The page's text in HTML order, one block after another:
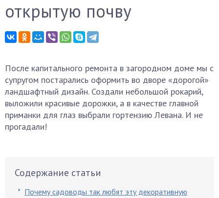
открытую почву
После капитального ремонта в загородном доме мы с
супругом постарались оформить во дворе «дорогой»
ландшафтный дизайн. Создали небольшой рокарий,
выложили красивые дорожки, а в качестве главной
приманки для глаз выбрали гортензию Левана. И не
прогадали!
Содержание статьи
Почему садоводы так любят эту декоративную